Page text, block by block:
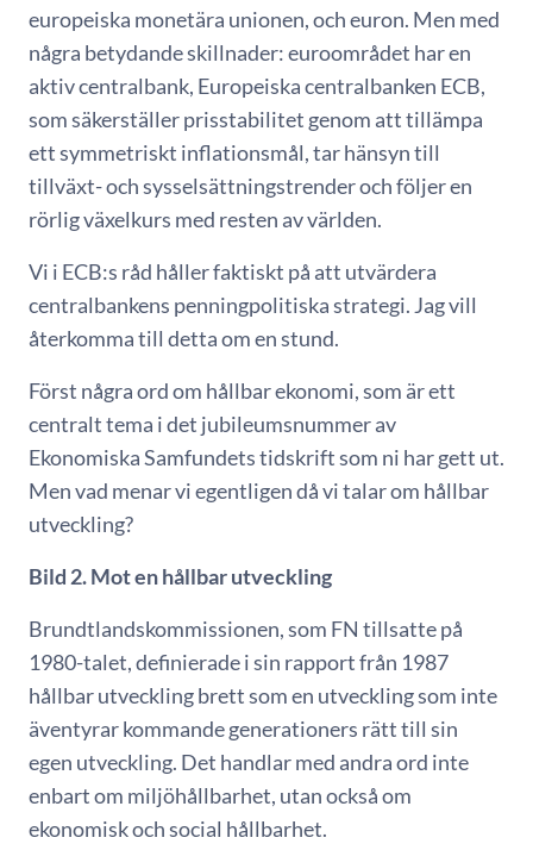
europeiska monetära unionen, och euron. Men med
några betydande skillnader: euroområdet har en
aktiv centralbank, Europeiska centralbanken ECB,
som säkerställer prisstabilitet genom att tillämpa
ett symmetriskt inflationsmål, tar hänsyn till
tillväxt- och sysselsättningstrender och följer en
rörlig växelkurs med resten av världen.
Vi i ECB:s råd håller faktiskt på att utvärdera
centralbankens penningpolitiska strategi. Jag vill
återkomma till detta om en stund.
Först några ord om hållbar ekonomi,som är ett
centralt tema i det jubileumsnummer av
Ekonomiska Samfundets tidskrift som ni har gett ut.
Men vad menar vi egentligen då vi talar om hållbar
utveckling?
Bild 2. Mot en hållbar utveckling
Brundtlandskommissionen, som FN tillsatte på
1980-talet, definierade i sin rapport från 1987
hållbar utveckling brett som en utveckling som inte
äventyrar kommande generationers rätt till sin
egen utveckling. Det handlar med andra ord inte
enbart om miljöhållbarhet, utan också om
ekonomisk och social hållbarhet.